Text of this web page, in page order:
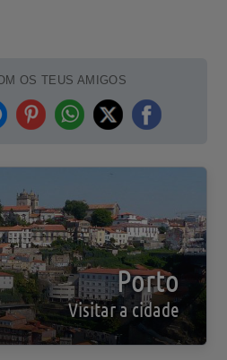
OS TEUS AMIGOS
Porto
Visitar a cidade